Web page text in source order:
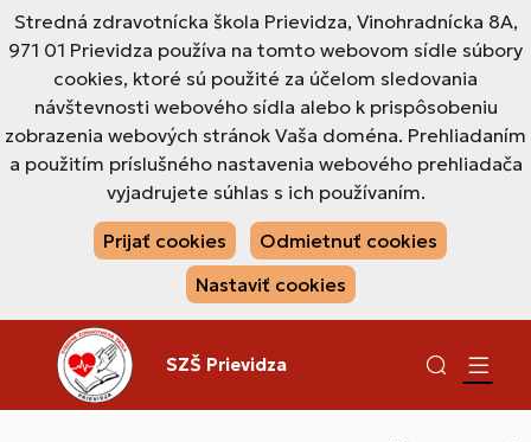
Stredná zdravotnícka škola Prievidza, Vinohradnícka 8A,
971 01 Prievidza používa na tomto webovom sídle súbory
cookies, ktoré sú použité za účelom sledovania
návštevnosti webového sídla alebo k prispôsobeniu
zobrazenia webových stránok Vaša doména. Prehliadaním
a použitím príslušného nastavenia webového prehliadača
vyjadrujete súhlas s ich používaním.
Prijať cookies
Odmietnuť cookies
Nastaviť cookies
SZŠ Prievidza